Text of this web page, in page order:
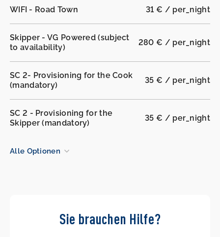
WIFI - Road Town
31 € / per_night
Skipper - VG Powered (subject
to availability)
280 € / per_night
SC 2- Provisioning for the Cook
(mandatory)
35 € / per_night
SC 2 - Provisioning for the
Skipper (mandatory)
35 € / per_night
Alle Optionen
Sie brauchen Hilfe?